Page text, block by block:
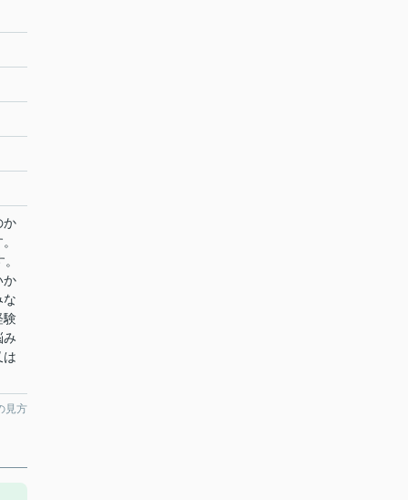
か
か
な
験
み
は
見方